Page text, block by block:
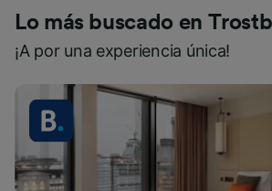
Lo más buscado en
¡A por una experiencia única!